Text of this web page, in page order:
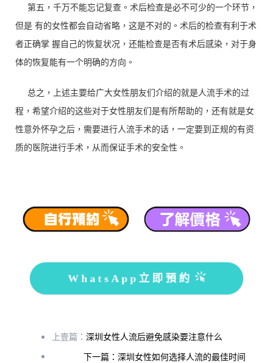
第五，千万不能忘记复查。术后检查是必不可少的一个环节，
但是 有的女性都会自动省略，这是不对的。术后的检查有利于术
者正确掌 握自己的恢复状况，还能检查是否有术后感染，对于身
体的恢复能有一个明确的方向。
总之，上述主要给广大女性朋友们介绍的就是人流手术的过
程，希望介绍的这些对于女性朋友们是有所帮助的，还有就是女
性意外怀孕之后，需要进行人流手术的话，一定要到正规的有资
质的医院进行手术，从而保证手术的安全性。
WhatsApp立即預約
上壹篇： 深圳女性人流后避免感染要注意什么
下一篇：深圳女性如何选择人流的最佳时间